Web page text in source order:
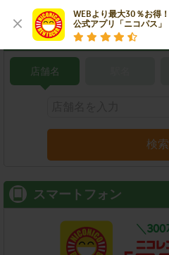
WEBより最大30％お得！
公式アプリ「ニコパス」
こだわり条件で検索
店舗名
検索
スマートフォン